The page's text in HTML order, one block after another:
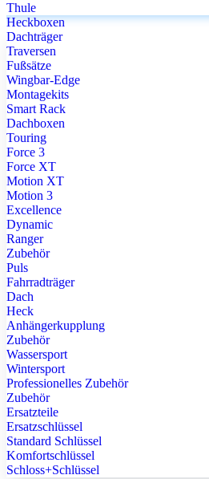
Thule
Heckboxen
Dachträger
Traversen
Fußsätze
Wingbar-Edge
Montagekits
Smart Rack
Dachboxen
Touring
Force 3
Force XT
Motion XT
Motion 3
Excellence
Dynamic
Ranger
Zubehör
Puls
Fahrradträger
Dach
Heck
Anhängerkupplung
Zubehör
Wassersport
Wintersport
Professionelles Zubehör
Zubehör
Ersatzteile
Ersatzschlüssel
Standard Schlüssel
Komfortschlüssel
Schloss+Schlüssel